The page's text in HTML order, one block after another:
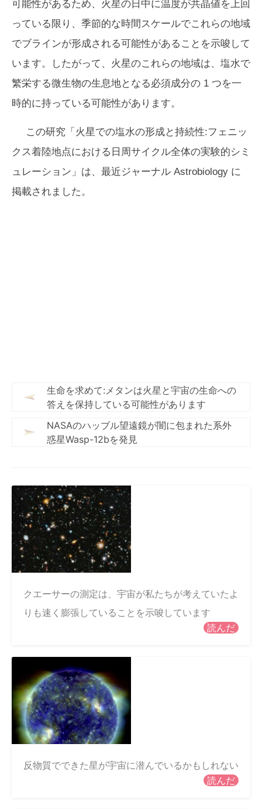
可能性があるため、火星の日中に温度が共晶値を上回
っている限り、季節的な時間スケールでこれらの地域
でブラインが形成される可能性があることを示唆して
います。したがって、火星のこれらの地域は、塩水で
繁栄する微生物の生息地となる必須成分の 1 つを一
時的に持っている可能性があります。
この研究「火星での塩水の形成と持続性:フェニッ
クス着陸地点における日周サイクル全体の実験的シミ
ュレーション」は、最近ジャーナル Astrobiology に
掲載されました。
生命を求めて:メタンは火星と宇宙の生命への
答えを保持している可能性があります
NASAのハッブル望遠鏡が闇に包まれた系外
惑星Wasp-12bを発見
クエーサーの測定は、宇宙が私たちが考えていたよ
りも速く膨張していることを示唆しています
読んだ
反物質でできた星が宇宙に潜んでいるかもしれない
読んだ